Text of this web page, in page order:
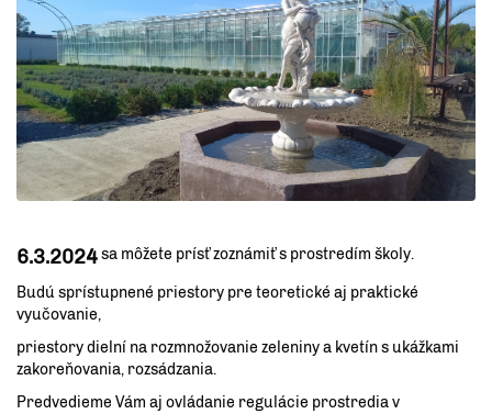
6.3.2024sa môžete prísť zoznámiť s prostredím školy.
Budú sprístupnené priestory pre teoretické aj praktické
vyučovanie,
priestory dielní na rozmnožovanie zeleniny a kvetín s ukážkami
zakoreňovania, rozsádzania.
Predvedieme Vám aj ovládanie regulácie prostredia v